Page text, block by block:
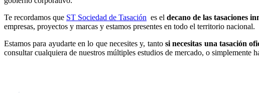
Te recordamos que ST Sociedad de Tasación es el decano de las tasaciones
empresas, proyectos y marcas y estamos presentes en todo el territorio nacional.
Estamos para ayudarte en lo que necesites y, tantosi necesitas una tasación
consultar cualquiera de nuestros múltiples estudios de mercado, o